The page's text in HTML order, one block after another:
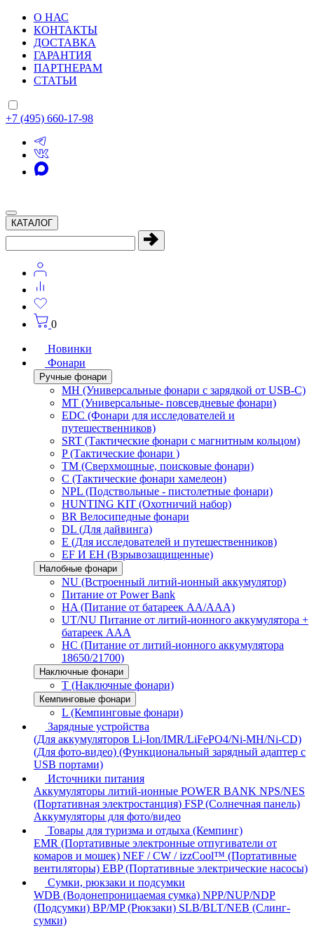
О НАС
КОНТАКТЫ
ДОСТАВКА
ГАРАНТИЯ
ПАРТНЕРАМ
СТАТЬИ
+7 (495) 660-17-98
КАТАЛОГ
0
Новинки
Фонари
Ручные фонари
MH (Универсальные фонари с зарядкой от USB-C)
MT (Универсальные- повсевдневые фонари)
EDC (Фонари для исследователей и
путешественников)
SRT (Тактические фонари с магнитным кольцом)
P (Тактические фонари )
TM (Сверхмощные, поисковые фонари)
C (Тактические фонари хамелеон)
NPL (Подствольные - пистолетные фонари)
HUNTING KIT (Охотничий набор)
BR Велосипедные фонари
DL (Для дайвинга)
E (Для исследователей и путешественников)
EF И EH (Взрывозащищенные)
Налобные фонари
NU (Встроенный литий-ионный аккумулятор)
Питание от Power Bank
HA (Питание от батареек AA/AAA)
UT/NU Питание от литий-ионного аккумулятора +
батареек AAA
HC (Питание от литий-ионного аккумулятора
18650/21700)
Наключные фонари
T (Наключные фонари)
Кемпинговые фонари
L (Кемпинговые фонари)
Зарядные устройства
(Для аккумуляторов Li-Ion/IMR/LiFePO4/Ni-MH/Ni-CD)
(Для фото-видео) (Функциональный зарядный адаптер с
USB портами)
Источники питания
Аккумуляторы литий-ионные POWER BANK NPS/NES
(Портативная электростанция) FSP (Солнечная панель)
Аккумуляторы для фото/видео
Товары для туризма и отдыха (Кемпинг)
EMR (Портативные электронные отпугиватели от
комаров и мошек) NEF / CW / izzCool™ (Портативные
вентиляторы) EBP (Портативные электрические насосы)
Сумки, рюкзаки и подсумки
WDB (Водонепроницаемая сумка) NPP/NUP/NDP
(Подсумки) BP/MP (Рюкзаки) SLB/BLT/NEB (Слинг-
сумки)